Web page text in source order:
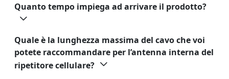
Quanto tempo impiega ad arrivare il prodotto?
Quale è la lunghezza massima del cavo che voi
potete raccommandare per l’antenna interna del
ripetitore cellulare?